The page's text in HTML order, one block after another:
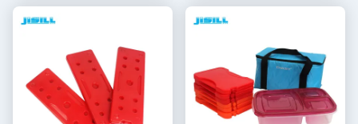
θερμικές παγωμένες
συσκευές για τρόφιμα
πακέτων σκληρά πλαστικά